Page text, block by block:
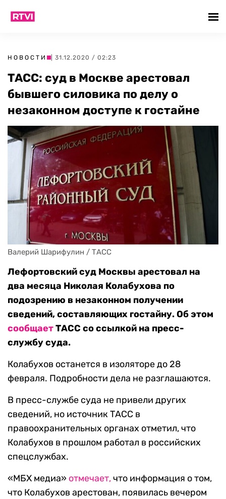
НОВОСТИ | 31.12.2020 / 02:23
ТАСС: суд в Москве арестовал
бывшего силовика по делу о
незаконном доступе к гостайне
Валерий Шарифулин / ТАСС
Лефортовский суд Москвы арестовал на
два месяца Николая Колабухова по
подозрению в незаконном получении
сведений, составляющих гостайну. Об этом
сообщаетТАСС со ссылкой на пресс-
службу суда.
Колабухов останется в изоляторе до 28
февраля. Подробности дела не разглашаются.
В пресс-службе суда не привели других
сведений, но источник ТАСС в
правоохранительных органах отметил, что
Колабухов в прошлом работал в российских
спецслужбах.
«МБХ медиа» отмечает,что информация о том,
что Колабухов арестован, появилась вечером